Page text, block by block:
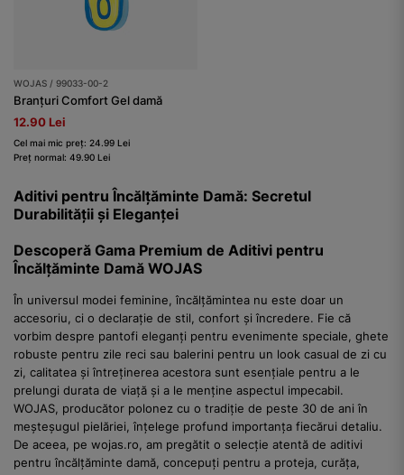
WOJAS / 99033-00-2
Branțuri Comfort Gel damă
12.90 Lei
Cel mai mic preț: 24.99 Lei
Preț normal: 49.90 Lei
Aditivi pentru Încălțăminte Damă: Secretul
Durabilității și Eleganței
Descoperă Gama Premium de Aditivi pentru
Încălțăminte Damă WOJAS
În universul modei feminine, încălțămintea nu este doar un
accesoriu, ci o declarație de stil, confort și încredere. Fie că
vorbim despre pantofi eleganți pentru evenimente speciale, ghete
robuste pentru zile reci sau balerini pentru un look casual de zi cu
zi, calitatea și întreținerea acestora sunt esențiale pentru a le
prelungi durata de viață și a le menține aspectul impecabil.
WOJAS, producător polonez cu o tradiție de peste 30 de ani în
meșteșugul pielăriei, înțelege profund importanța fiecărui detaliu.
De aceea, pe wojas.ro, am pregătit o selecție atentă de aditivi
pentru încălțăminte damă, concepuți pentru a proteja, curăța,